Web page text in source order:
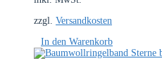
zzgl. Versandkosten
In den Warenkorb